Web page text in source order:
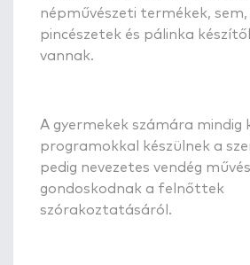
népművészeti termékek,
pincészetek és pálinka
vannak.
A gyermekek számára mindig
programokkal készülnek a
pedig nevezetes vendég
gondoskodnak a felnőttek
szórakoztatásáról.